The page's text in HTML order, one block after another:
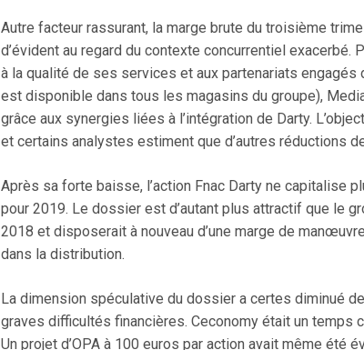
Autre facteur rassurant, la marge brute du troisième
d’évident au regard du contexte concurrentiel
à la qualité de ses services et aux partenariats
est disponible dans tous les magasins du groupe),
grâce aux synergies liées à l’intégration de Darty.
et certains analystes estiment que d’autres réductions
Après sa forte baisse, l’action Fnac Darty ne
pour 2019. Le dossier est d’autant plus attractif que le
2018 et disposerait à nouveau d’une marge de
dans la distribution.
La dimension spéculative du dossier a certes diminué
graves difficultés financières. Ceconomy était un temps
Un projet d’OPA à 100 euros par action avait même été